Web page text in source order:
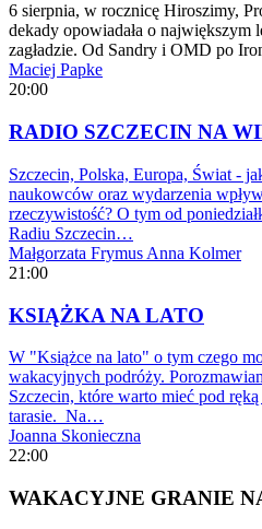
6 sierpnia, w rocznicę Hiroszimy,
dekady opowiadała o
zagładzie. Od Sandry i OMD po
Maciej Papke
20:00
RADIO SZCZECIN NA
Szczecin, Polska, Europa, Świat -
naukowców oraz wydarzenia
rzeczywistość? O tym od
Radiu Szczecin…
Małgorzata Frymus Anna Kolmer
21:00
KSIĄŻKA NA LATO
W "Książce na lato" o tym czego
wakacyjnych podróży.
Szczecin, które warto mieć pod
tarasie. Na…
Joanna Skonieczna
22:00
WAKACYJNE GRANIE